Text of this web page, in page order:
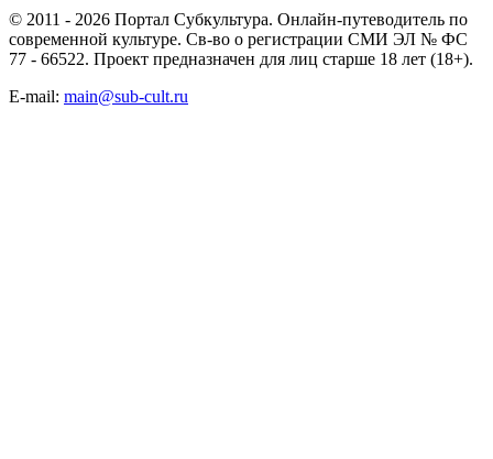
© 2011 - 2026 Портал Субкультура. Онлайн-путеводитель по
современной культуре. Св-во о регистрации СМИ ЭЛ № ФС
77 - 66522. Проект предназначен для лиц старше 18 лет (18+).
E-mail: main@sub-cult.ru